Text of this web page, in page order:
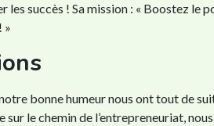
succès ! Sa mission : « Boostez le
»
bonne humeur nous ont tout de
le chemin de l’entrepreneuriat,